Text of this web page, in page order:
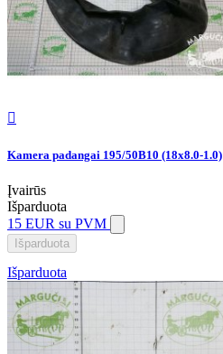

Kamera padangai 195/50B10 (18x8.0-1.0)
Įvairūs
Išparduota
15 EUR su PVM
Išparduota
Išparduota